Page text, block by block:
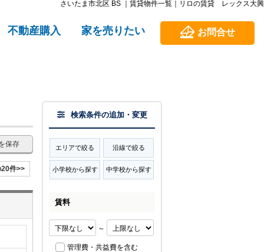
さいたま市北区 BS ｜賃貸物件一覧｜リロの賃貸 レックス大興
不動産購入 家を売りたい お問合せ
保存
件>>
検索条件の追加・変更
エリアで絞る 沿線で絞る
小学校から探す 中学校から探す
賃料
～
管理費・共益費を含む